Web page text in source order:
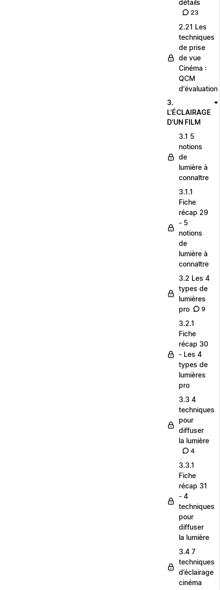
détails
23
2.21 Les
techniques
de prise
de vue
Cinéma :
QCM
d'évaluation
3.
L'ÉCLAIRAGE
D'UN FILM
3.1 5
notions
de
lumière à
connaître
3.1.1
Fiche
récap 29
- 5
notions
de
lumière à
connaître
3.2 Les 4
types de
lumières
pro
9
3.2.1
Fiche
récap 30
- Les 4
types de
lumières
pro
3.3 4
techniques
pour
diffuser
la lumière
4
3.3.1
Fiche
récap 31
- 4
techniques
pour
diffuser
la lumière
3.4 7
techniques
d’éclairage
cinéma